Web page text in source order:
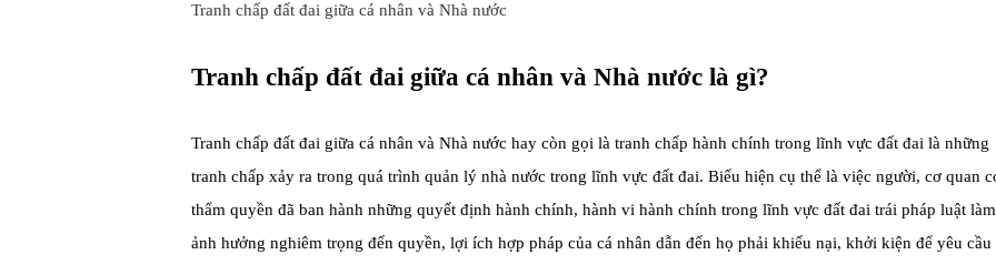
Tranh chấp đất đai giữa cá nhân và Nhà nước
Tranh chấp đất đai giữa cá nhân và Nhà nước là gì?
Tranh chấp đất đai giữa cá nhân và Nhà nước hay còn gọi là tranh chấp hành chính trong lĩnh vực đất đai là những
tranh chấp xảy ra trong quá trình quản lý nhà nước trong lĩnh vực đất đai. Biểu hiện cụ thể là việc người, cơ quan
thẩm quyền đã ban hành những quyết định hành chính, hành vi hành chính trong lĩnh vực đất đai trái pháp luật làm
ảnh hưởng nghiêm trọng đến quyền, lợi ích hợp pháp của cá nhân dẫn đến họ phải khiếu nại, khởi kiện để yêu cầu